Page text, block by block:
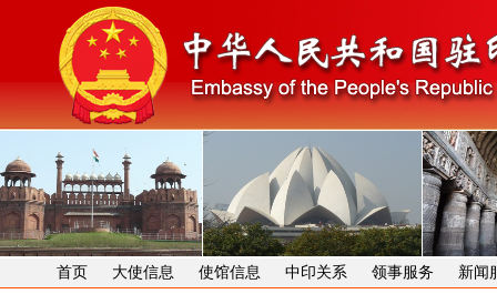
首页 大使信息 使馆信息 中印关系 领事服务 新闻